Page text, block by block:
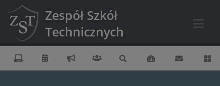
Zespół Szkół
Technicznych